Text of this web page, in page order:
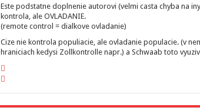
Este podstatne doplnenie autorovi (velmi casta chyba na
kontrola, ale OVLADANIE.
(remote control = dialkove ovladanie)
Cize nie kontrola populiacie, ale ovladanie populacie. (v
hraniciach kedysi Zollkontrolle napr.) a Schwaab toto